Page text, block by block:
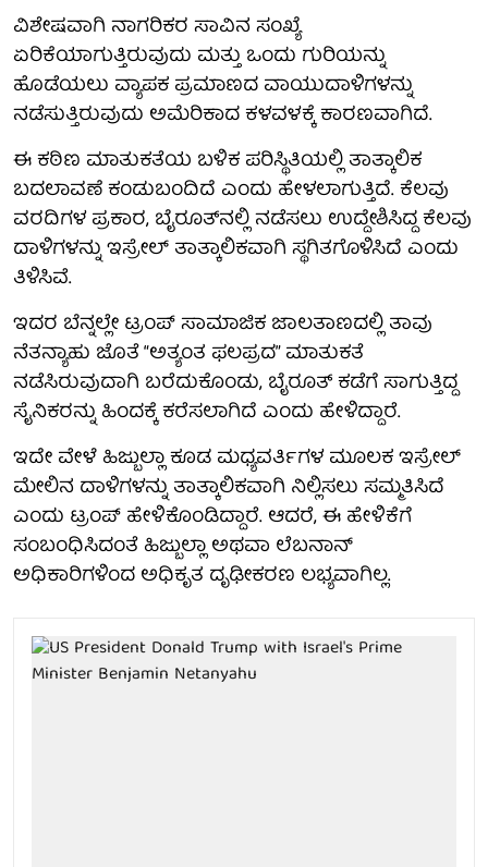
ವಿಶೇಷವಾಗಿ ನಾಗರಿಕರ ಸಾವಿನ ಸಂಖ್ಯೆ
ಏರಿಕೆಯಾಗುತ್ತಿರುವುದು ಮತ್ತು ಒಂದು ಗುರಿಯನ್ನು
ಹೊಡೆಯಲು ವ್ಯಾಪಕ ಪ್ರಮಾಣದ ವಾಯುದಾಳಿಗಳನ್ನು
ನಡೆಸುತ್ತಿರುವುದು ಅಮೆರಿಕಾದ ಕಳವಳಕ್ಕೆ ಕಾರಣವಾಗಿದೆ.
ಈ ಕಠಿಣ ಮಾತುಕತೆಯ ಬಳಿಕ ಪರಿಸ್ಥಿತಿಯಲ್ಲಿ ತಾತ್ಕಾಲಿಕ
ಬದಲಾವಣೆ ಕಂಡುಬಂದಿದೆ ಎಂದು ಹೇಳಲಾಗುತ್ತಿದೆ. ಕೆಲವು
ವರದಿಗಳ ಪ್ರಕಾರ, ಬೈರೂತ್‌ನಲ್ಲಿ ನಡೆಸಲು ಉದ್ದೇಶಿಸಿದ್ದ ಕೆಲವು
ದಾಳಿಗಳನ್ನು ಇಸ್ರೇಲ್ ತಾತ್ಕಾಲಿಕವಾಗಿ ಸ್ಥಗಿತಗೊಳಿಸಿದೆ ಎಂದು
ತಿಳಿಸಿವೆ.
ಇದರ ಬೆನ್ನಲ್ಲೇ ಟ್ರಂಪ್ ಸಾಮಾಜಿಕ ಜಾಲತಾಣದಲ್ಲಿ ತಾವು
ನೆತನ್ಯಾಹು ಜೊತೆ “ಅತ್ಯಂತ ಫಲಪ್ರದ” ಮಾತುಕತೆ
ನಡೆಸಿರುವುದಾಗಿ ಬರೆದುಕೊಂಡು, ಬೈರೂತ್ ಕಡೆಗೆ ಸಾಗುತ್ತಿದ್ದ
ಸೈನಿಕರನ್ನು ಹಿಂದಕ್ಕೆ ಕರೆಸಲಾಗಿದೆ ಎಂದು ಹೇಳಿದ್ದಾರೆ.
ಇದೇ ವೇಳೆ ಹಿಜ್ಬುಲ್ಲಾ ಕೂಡ ಮಧ್ಯವರ್ತಿಗಳ ಮೂಲಕ ಇಸ್ರೇಲ್
ಮೇಲಿನ ದಾಳಿಗಳನ್ನು ತಾತ್ಕಾಲಿಕವಾಗಿ ನಿಲ್ಲಿಸಲು ಸಮ್ಮತಿಸಿದೆ
ಎಂದು ಟ್ರಂಪ್ ಹೇಳಿಕೊಂಡಿದ್ದಾರೆ. ಆದರೆ, ಈ ಹೇಳಿಕೆಗೆ
ಸಂಬಂಧಿಸಿದಂತೆ ಹಿಜ್ಬುಲ್ಲಾ ಅಥವಾ ಲೆಬನಾನ್
ಅಧಿಕಾರಿಗಳಿಂದ ಅಧಿಕೃತ ದೃಢೀಕರಣ ಲಭ್ಯವಾಗಿಲ್ಲ.